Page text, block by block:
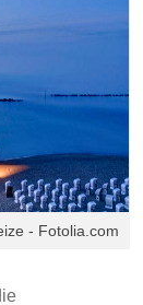
- Fotolia.com